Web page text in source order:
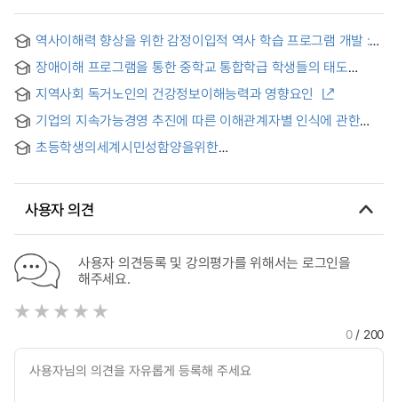
역사이해력 향상을 위한 감정이입적 역사 학습 프로그램 개발 :
learning program with empathy : emphasis on the 6th
grade social studies curriculum
장애이해 프로그램을 통한 중학교 통합학급 학생들의 태도
지역사회 독거노인의 건강정보이해능력과 영향요인
기업의 지속가능경영 추진에 따른 이해관계자별 인식에 관한
초등학생의세계시민성함양을위한
in Elementary School Students: Focused on
사용자 의견
사용자 의견등록 및 강의평가를 위해서는 로그인을
해주세요.
0/ 200